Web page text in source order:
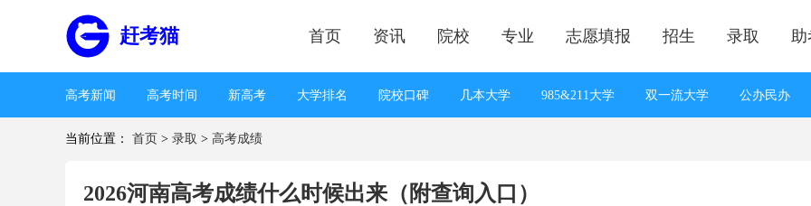
赶考猫 首页 资讯 院校 专业 志愿填报 招生 录取 助
高考新闻 高考时间 新高考 大学排名 院校口碑 几本大学 985&211大学 双一流大学 公办民办
业 王牌专业 录取分数线
考生心理 学习方法 高考书籍 高考试卷 满分作文 高考状元
当前位置： 首页 > 录取 > 高考成绩
2026河南高考成绩什么时候出来（附查询入口）